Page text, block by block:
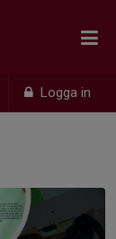
Logga in